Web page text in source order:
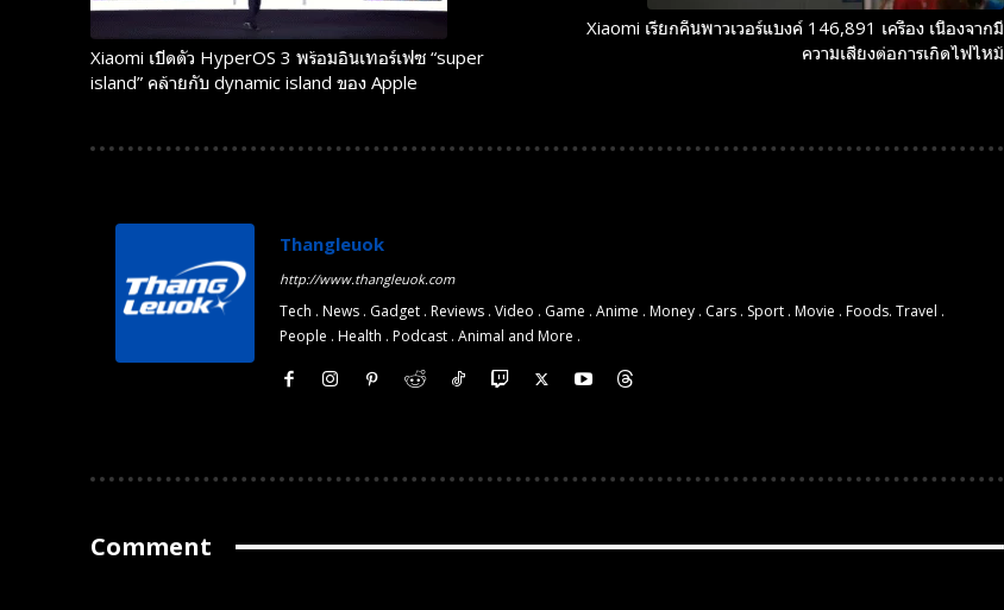
Free
Trial
Memberships
Rated
Free
Trial
Memberships
Rated
Xiaomi เปิดตัว HyperOS 3 พร้อมอินเทอร์เฟซ “super
island” คล้ายกับ dynamic island ของ Apple
Xiaomi เรียกคืนพาวเวอร์แบงค์ 146,891 เครื่อง เนื่องจากมี
ความเสี่ยงต่อการเกิดไฟไหม้
Thangleuok
http://www.thangleuok.com
Tech . News . Gadget . Reviews . Video . Game . Anime . Money . Cars . Sport . Movie . Foods. Travel .
People . Health . Podcast . Animal and More .
Comment